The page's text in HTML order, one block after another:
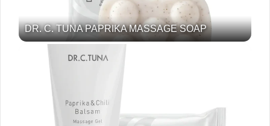
DR. C. TUNA PAPRIKA MASSAGE SOAP